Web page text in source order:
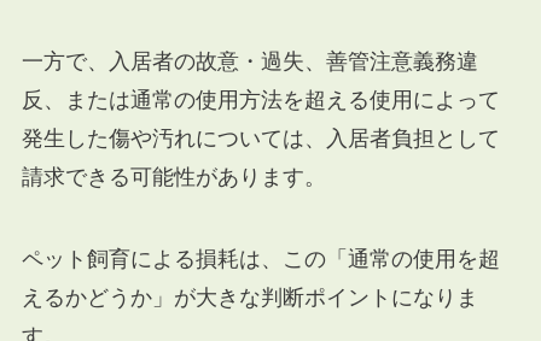
一方で、入居者の故意・過失、善管注意義務違
反、または通常の使用方法を超える使用によって
発生した傷や汚れについては、入居者負担として
請求できる可能性があります。
ペット飼育による損耗は、この「通常の使用を超
えるかどうか」が大きな判断ポイントになりま
す。